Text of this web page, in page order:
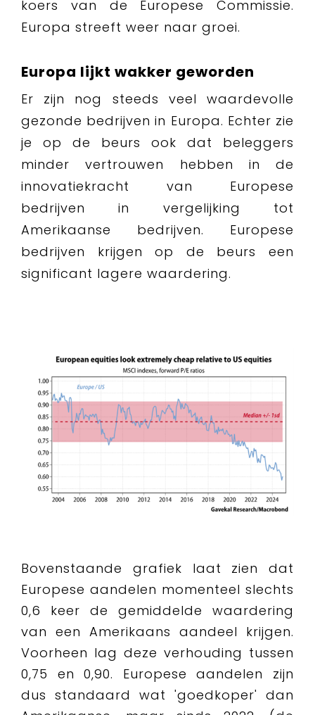
koers van de Europese Commissie.
Europa streeft weer naar groei.
Europa lijkt wakker geworden
Er zijn nog steeds veel waardevolle
gezonde bedrijven in Europa. Echter zie
je op de beurs ook dat beleggers
minder vertrouwen hebben in de
innovatiekracht van Europese
bedrijven in vergelijking tot
Amerikaanse bedrijven. Europese
bedrijven krijgen op de beurs een
significant lagere waardering.
Bovenstaande grafiek laat zien dat
Europese aandelen momenteel slechts
0,6 keer de gemiddelde waardering
van een Amerikaans aandeel krijgen.
Voorheen lag deze verhouding tussen
0,75 en 0,90. Europese aandelen zijn
dus standaard wat 'goedkoper' dan